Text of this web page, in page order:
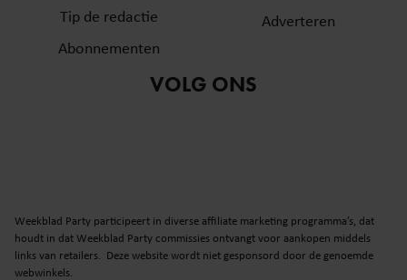
Tip de redactie
Abonnementen
Adverteren
VOLG ONS
Weekblad Party participeert in diverse affiliate marketing programma’s, dat
houdt in dat Weekblad Party commissies ontvangt voor aankopen middels
links van retailers. Deze website wordt niet gesponsord door de genoemde
webwinkels.